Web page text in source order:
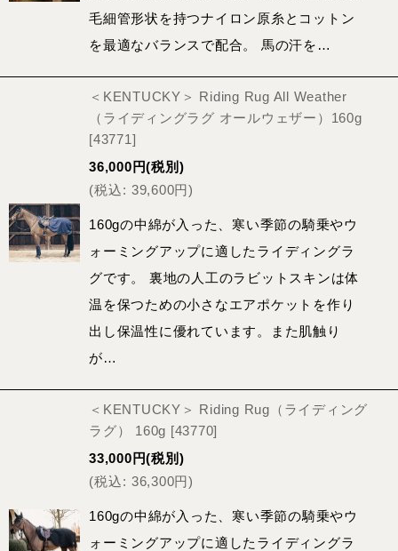
毛細管形状を持つナイロン原糸とコットン
を最適なバランスで配合。 馬の汗を…
＜KENTUCKY＞ Riding Rug All Weather
（ライディングラグ オールウェザー）160g
[43771]
36,000 円(税別)
(税込: 39,600円)
160gの中綿が入った、寒い季節の騎乗やウ
ォーミングアップに適したライディングラ
グです。 裏地の人工のラビットスキンは体
温を保つための小さなエアポケットを作り
出し保温性に優れています。また肌触り
が…
＜KENTUCKY＞ Riding Rug（ライディング
ラグ） 160g [43770]
33,000 円(税別)
(税込: 36,300円)
160gの中綿が入った、寒い季節の騎乗やウ
ォーミングアップに適したライディングラ